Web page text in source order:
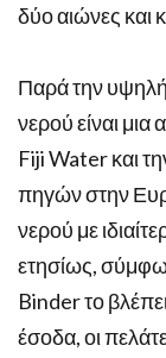
δύο αιώνες και
Παρά την υψηλή
νερού είναι
Fiji Water και
πηγών στην
νερού με
ετησίως,
Binder το
έσοδα, οι